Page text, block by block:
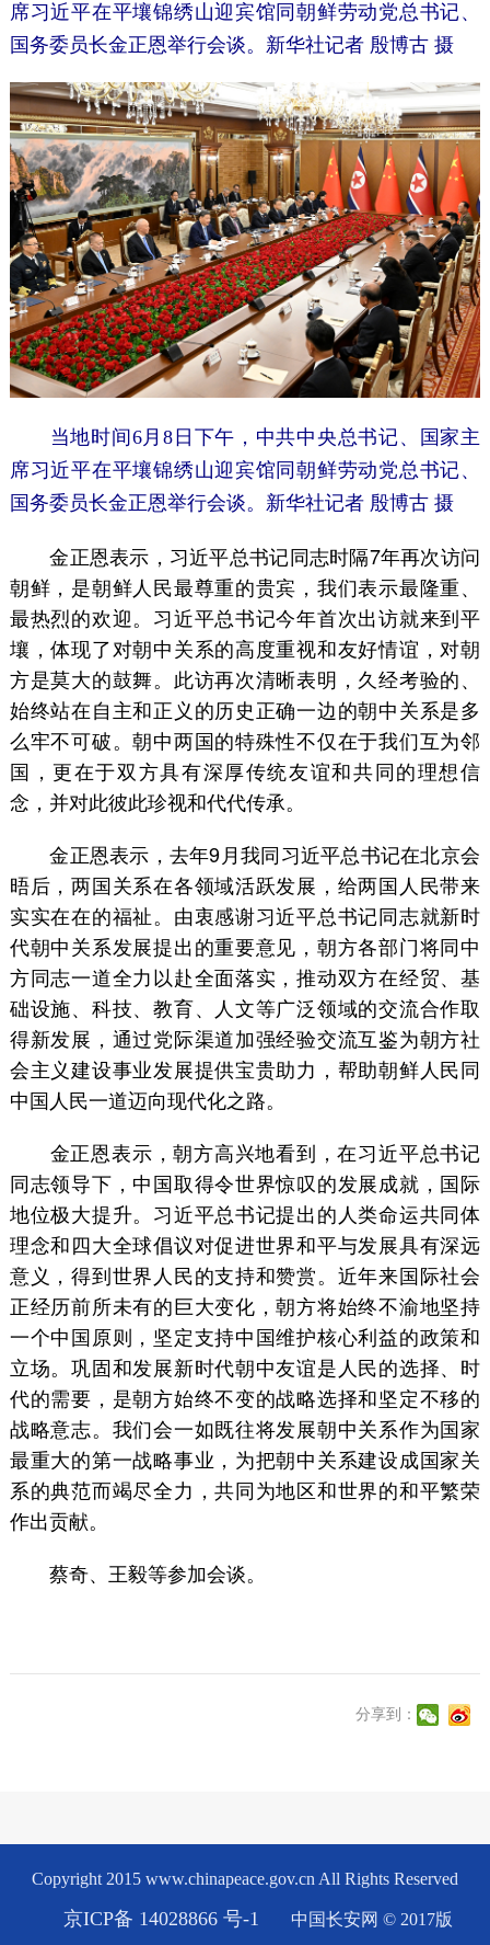
席习近平在平壤锦绣山迎宾馆同朝鲜劳动党总书记、
国务委员长金正恩举行会谈。 新华社记者 殷博古 摄
当地时间6月8日下午，中共中央总书记、国家主
席习近平在平壤锦绣山迎宾馆同朝鲜劳动党总书记、
国务委员长金正恩举行会谈。 新华社记者 殷博古 摄
金正恩表示，习近平总书记同志时隔7年再次访问
朝鲜，是朝鲜人民最尊重的贵宾，我们表示最隆重、
最热烈的欢迎。习近平总书记今年首次出访就来到平
壤，体现了对朝中关系的高度重视和友好情谊，对朝
方是莫大的鼓舞。此访再次清晰表明，久经考验的、
始终站在自主和正义的历史正确一边的朝中关系是多
么牢不可破。朝中两国的特殊性不仅在于我们互为邻
国，更在于双方具有深厚传统友谊和共同的理想信
念，并对此彼此珍视和代代传承。
金正恩表示，去年9月我同习近平总书记在北京会
晤后，两国关系在各领域活跃发展，给两国人民带来
实实在在的福祉。由衷感谢习近平总书记同志就新时
代朝中关系发展提出的重要意见，朝方各部门将同中
方同志一道全力以赴全面落实，推动双方在经贸、基
础设施、科技、教育、人文等广泛领域的交流合作取
得新发展，通过党际渠道加强经验交流互鉴为朝方社
会主义建设事业发展提供宝贵助力，帮助朝鲜人民同
中国人民一道迈向现代化之路。
金正恩表示，朝方高兴地看到，在习近平总书记
同志领导下，中国取得令世界惊叹的发展成就，国际
地位极大提升。习近平总书记提出的人类命运共同体
理念和四大全球倡议对促进世界和平与发展具有深远
意义，得到世界人民的支持和赞赏。近年来国际社会
正经历前所未有的巨大变化，朝方将始终不渝地坚持
一个中国原则，坚定支持中国维护核心利益的政策和
立场。巩固和发展新时代朝中友谊是人民的选择、时
代的需要，是朝方始终不变的战略选择和坚定不移的
战略意志。我们会一如既往将发展朝中关系作为国家
最重大的第一战略事业，为把朝中关系建设成国家关
系的典范而竭尽全力，共同为地区和世界的和平繁荣
作出贡献。
蔡奇、王毅等参加会谈。
分享到：
Copyright 2015 www.chinapeace.gov.cn All Rights Reserved
京ICP备 14028866 号-1 中国长安网 © 2017版